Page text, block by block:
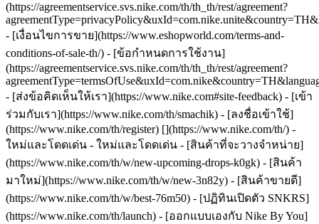
(https://agreementservice.svs.nike.com/th/th_th/rest/agreement?
- [เงื่อนไขการขาย](https://www.eshopworld.com/terms-and-
conditions-of-sale-th/) - [ข้อกำหนดการใช้งาน]
(https://agreementservice.svs.nike.com/th/th_th/rest/agreement?
- [ส่งข้อคิดเห็นให้เรา](https://www.nike.com#site-feedback) - [เข้า
ร่วมกับเรา](https://www.nike.com/th/smachik) - [ลงชื่อเข้าใช้]
(https://www.nike.com/th/register) [](https://www.nike.com/th/) -
ใหม่และโดดเด่น - ใหม่และโดดเด่น - [สินค้าที่จะวางจำหน่าย]
(https://www.nike.com/th/w/new-upcoming-drops-k0gk) - [สินค้า
มาใหม่](https://www.nike.com/th/w/new-3n82y) - [สินค้าขายดี]
(https://www.nike.com/th/w/best-76m50) - [ปฏิทินเปิดตัว SNKRS]
(https://www.nike.com/th/launch) - [ออกแบบเองกับ Nike By You]